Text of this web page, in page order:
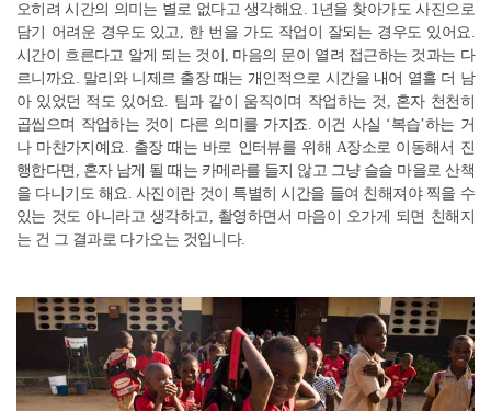
오히려 시간의 의미는 별로 없다고 생각해요. 1년을 찾아가도 사진으로
담기 어려운 경우도 있고, 한 번을 가도 작업이 잘되는 경우도 있어요.
시간이 흐른다고 알게 되는 것이, 마음의 문이 열려 접근하는 것과는 다
르니까요. 말리와 니제르 출장 때는 개인적으로 시간을 내어 열흘 더 남
아 있었던 적도 있어요. 팀과 같이 움직이며 작업하는 것, 혼자 천천히
곱씹으며 작업하는 것이 다른 의미를 가지죠. 이건 사실 ‘복습’하는 거
나 마찬가지예요. 출장 때는 바로 인터뷰를 위해 A장소로 이동해서 진
행한다면, 혼자 남게 될 때는 카메라를 들지 않고 그냥 슬슬 마을로 산책
을 다니기도 해요. 사진이란 것이 특별히 시간을 들여 친해져야 찍을 수
있는 것도 아니라고 생각하고, 촬영하면서 마음이 오가게 되면 친해지
는 건 그 결과로 다가오는 것입니다.